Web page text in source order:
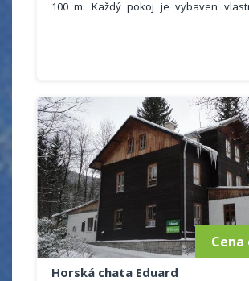
100 m. Každý pokoj je vybaven
je rovněž k dispozici společenská
kuchyňský kout, v létě venkovní
Cena
Horská chata Eduard